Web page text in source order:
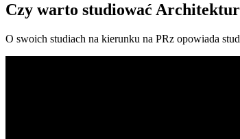
Czy warto studiować
O swoich studiach na kierunku na PRz opowiada